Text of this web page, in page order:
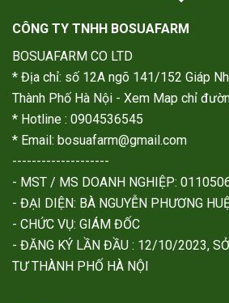
CÔNG TY TNHH BOSUAFARM
BOSUAFARM CO LTD
* Địa chỉ: số 12A ngõ 141/152 Giáp
Thành Phố Hà Nội - Xem Map chỉ
* Hotline : 0904536545
* Email: bosuafarm@gmail.com
--------------------
- MST / MS DOANH NGHIỆP:
- ĐẠI DIỆN: BÀ NGUYỄN PHƯƠNG
- CHỨC VỤ: GIÁM ĐỐC
- ĐĂNG KÝ LẦN ĐẦU : 12/10/2023,
TƯ THÀNH PHỐ HÀ NỘI